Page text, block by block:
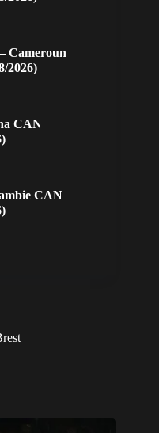
Cameroun
2026)
CAN
CAN